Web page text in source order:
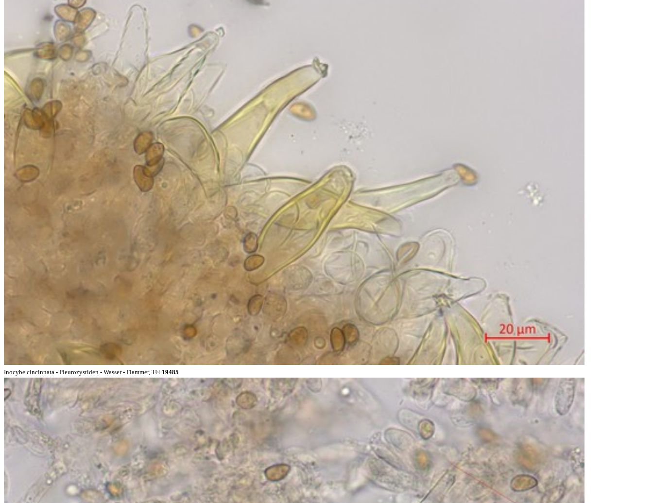
Inocybe cincinnata - Pleurozystiden - Wasser - Flammer, T© 19485